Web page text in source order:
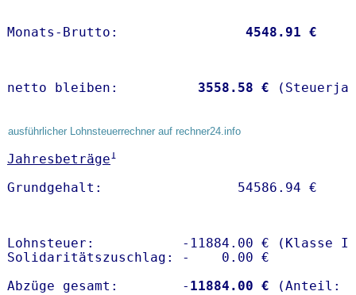
Monats-Brutto: 4548.91 €
netto bleiben: 3558.58 €
ausführlicher Lohnsteuerrechner auf rechner24.info
Jahresbeträge1
Lohnsteuer:           -11884.00 € (Klasse I)
Solidaritätszuschlag: -    0.00 €
Abzüge gesamt:        - 11884.00 €